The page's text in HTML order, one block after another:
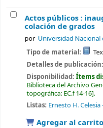
Actos públicos :
colación de grados
por Universidad Nacional
Tipo de material:
Detalles de publicación:
Disponibilidad: Ítems
Biblioteca del Archivo
topográfica: EC.f 14-16 .
Listas: Ernesto H.
Agregar al carrito